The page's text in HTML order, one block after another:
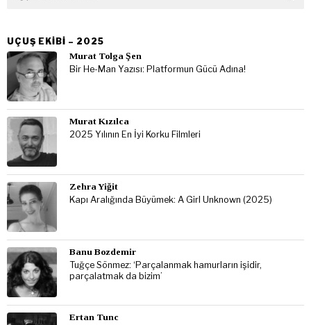
UÇUŞ EKIBI – 2025
Murat Tolga Şen
Bir He-Man Yazısı: Platformun Gücü Adına!
Murat Kızılca
2025 Yılının En İyi Korku Filmleri
Zehra Yiğit
Kapı Aralığında Büyümek: A Girl Unknown (2025)
Banu Bozdemir
Tuğçe Sönmez: ‘Parçalanmak hamurların işidir,
parçalatmak da bizim’
Ertan Tunc